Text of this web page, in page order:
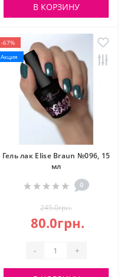
В КОРЗИНУ
-67%
Акция
Гель лак Elise Braun №096, 15
мл
0
245.0грн.
80.0грн.
- +